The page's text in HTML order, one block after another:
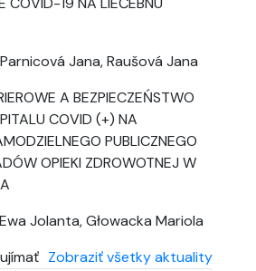
Jana, Raušová Jana
A BEZPIECZEŃSTWO
COVID (+) NA
PUBLICZNEGO
OPIEKI ZDROWOTNEJ W
Jolanta, Głowacka Mariola
Zobraziť všetky aktuality